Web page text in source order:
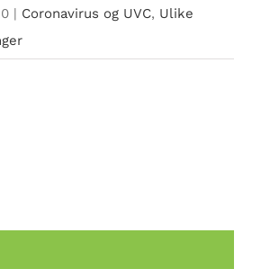
| Coronavirus og UVC, Ulike